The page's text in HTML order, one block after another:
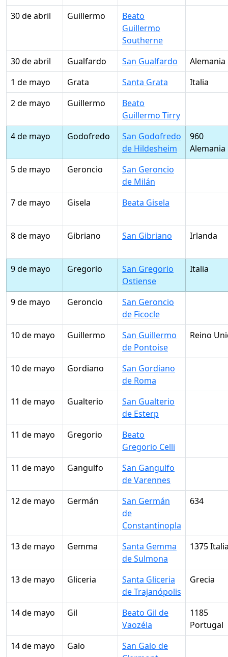
30 de abril
Guillermo
Beato
Guillermo
Southerne
30 de abril
Gualfardo San Gualfardo
Alemania
1 de mayo
Grata Santa Grata
Italia
2 de mayo
Guillermo
Beato
Guillermo Tirry
4 de mayo
Godofredo
San Godofredo
de Hildesheim
960
Alemania
5 de mayo
Geroncio
San Geroncio
de Milán
7 de mayo
Gisela Beata Gisela
8 de mayo Gibriano San Gibriano Irlanda
9 de mayo Gregorio
San Gregorio
Ostiense
Italia
9 de mayo Geroncio
San Geroncio
de Ficocle
10 de mayo
Guillermo
San Guillermo
de Pontoise
Reino
10 de mayo Gordiano
San Gordiano
de Roma
11 de mayo
Gualterio
San Gualterio
de Esterp
11 de mayo
Gregorio
Beato
Gregorio Celli
11 de mayo
Gangulfo
San Gangulfo
de Varennes
12 de mayo
Germán
San Germán
de
Constantinopla
634
13 de mayo Gemma
Santa Gemma
de Sulmona
1375
13 de mayo Gliceria
Santa Gliceria
de Trajanópolis
Grecia
14 de mayo Gil
Beato Gil de
Vaozéla
1185
Portugal
14 de mayo
Galo
San Galo de